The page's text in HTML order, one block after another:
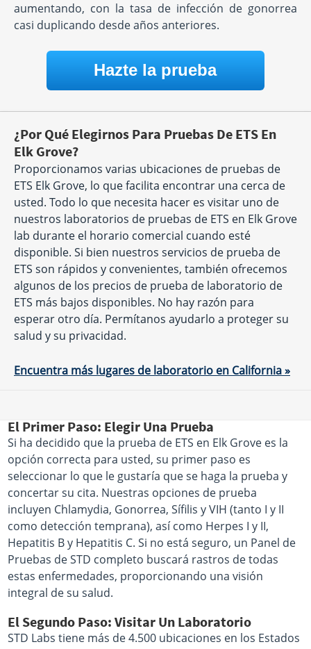
aumentando, con la tasa de infección de gonorrea
casi duplicando desde años anteriores.
Hazte la prueba
¿Por Qué Elegirnos Para Pruebas De ETS En
Elk Grove?
Proporcionamos varias ubicaciones de pruebas de
ETS Elk Grove, lo que facilita encontrar una cerca de
usted. Todo lo que necesita hacer es visitar uno de
nuestros laboratorios de pruebas de ETS en Elk Grove
lab durante el horario comercial cuando esté
disponible. Si bien nuestros servicios de prueba de
ETS son rápidos y convenientes, también ofrecemos
algunos de los precios de prueba de laboratorio de
ETS más bajos disponibles. No hay razón para
esperar otro día. Permítanos ayudarlo a proteger su
salud y su privacidad.
Encuentra más lugares de laboratorio en California »
El Primer Paso: Elegir Una Prueba
Si ha decidido que la prueba de ETS en Elk Grove es la
opción correcta para usted, su primer paso es
seleccionar lo que le gustaría que se haga la prueba y
concertar su cita. Nuestras opciones de prueba
incluyen Chlamydia, Gonorrea, Sífilis y VIH (tanto I y II
como detección temprana), así como Herpes I y II,
Hepatitis B y Hepatitis C. Si no está seguro, un Panel de
Pruebas de STD completo buscará rastros de todas
estas enfermedades, proporcionando una visión
integral de su salud.
El Segundo Paso: Visitar Un Laboratorio
STD Labs tiene más de 4.500 ubicaciones en los Estados